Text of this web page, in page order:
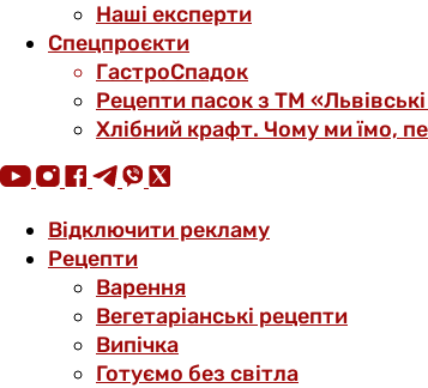
Наші експерти
Спецпроєкти
ГастроСпадок
Рецепти пасок з ТМ
Хлібний крафт. Чому ми їмо,
Відключити рекламу
Рецепти
Варення
Вегетаріанські рецепти
Випічка
Готуємо без світла